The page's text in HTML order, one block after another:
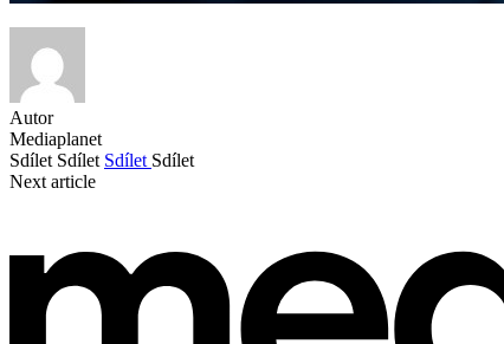
Autor
Mediaplanet
Sdílet Sdílet Sdílet Sdílet
Next article